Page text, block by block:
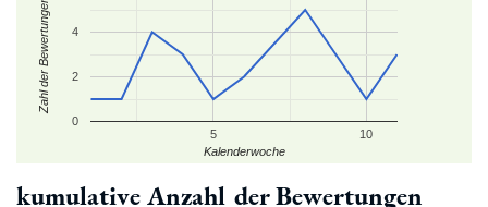
5 10
0
2
4
Kalenderwoche
Zahl der Bewertungen
kumulative Anzahl der Bewertungen